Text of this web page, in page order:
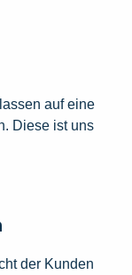
auf eine
Diese ist uns
der Kunden